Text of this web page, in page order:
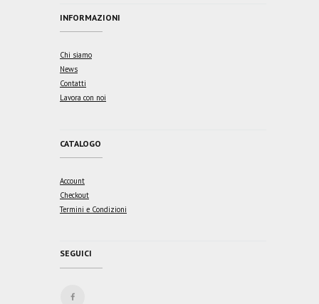
INFORMAZIONI
Chi siamo
News
Contatti
Lavora con noi
CATALOGO
Account
Checkout
Termini e Condizioni
SEGUICI